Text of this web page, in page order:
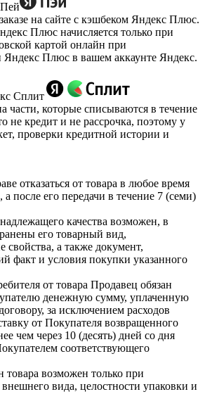
на сайте с кэшбеком Яндекс Плюс.
Плюс начисляется только при
картой онлайн при
Плюс в вашем аккаунте Яндекс.
Сплит
части, которые списываются в течение
не кредит и не рассрочка, поэтому у
проверки кредитной истории и
отказаться от товара в любое время
а после его передачи в течение 7 (семи)
качества возможен, в
его товарный вид,
свойства, а также документ,
факт и условия покупки указанного
от товара Продавец обязан
денежную сумму, уплаченную
за исключением расходов
от Покупателя возвращенного
чем через 10 (десять) дней со дня
соответствующего
товара возможен только при
вида, целостности упаковки и